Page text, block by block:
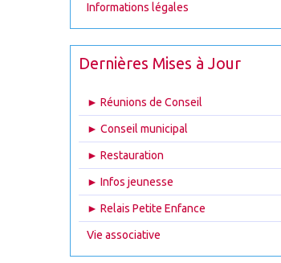
Informations légales
Dernières Mises à Jour
► Réunions de Conseil
► Conseil municipal
► Restauration
► Infos jeunesse
► Relais Petite Enfance
Vie associative